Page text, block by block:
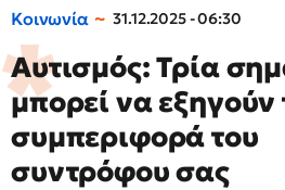
Κοινωνία 31.12.2025 - 06:30
Αυτισμός: Τρία
μπορεί να εξηγούν
συμπεριφορά του
συντρόφου σας